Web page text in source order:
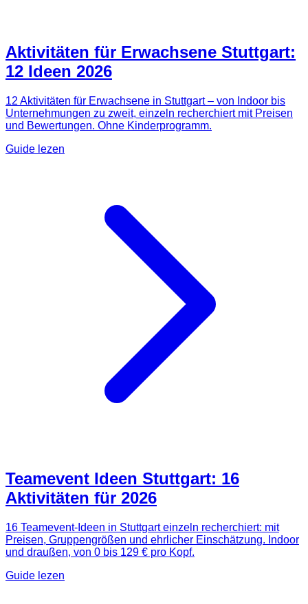
Aktivitäten für Erwachsene Stuttgart:
12 Ideen 2026
12 Aktivitäten für Erwachsene in Stuttgart – von Indoor bis
Unternehmungen zu zweit, einzeln recherchiert mit Preisen
und Bewertungen. Ohne Kinderprogramm.
Guide lezen
Teamevent Ideen Stuttgart: 16
Aktivitäten für 2026
16 Teamevent-Ideen in Stuttgart einzeln recherchiert: mit
Preisen, Gruppengrößen und ehrlicher Einschätzung. Indoor
und draußen, von 0 bis 129 € pro Kopf.
Guide lezen